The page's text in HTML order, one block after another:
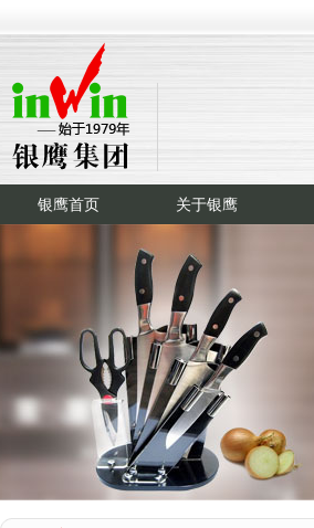
银鹰首页 关于银鹰